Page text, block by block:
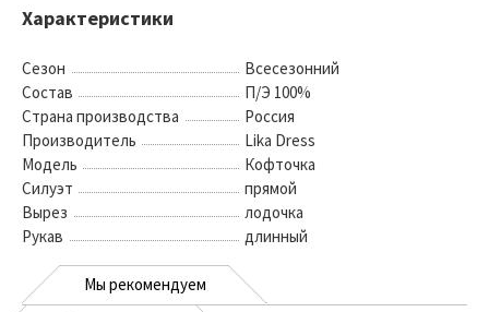
Характеристики
Сезон
Всесезонний
Состав
П/Э 100%
Страна производства
Россия
Производитель
Lika Dress
Модель
Кофточка
Силуэт
прямой
Вырез
лодочка
Рукав
длинный
Мы рекомендуем